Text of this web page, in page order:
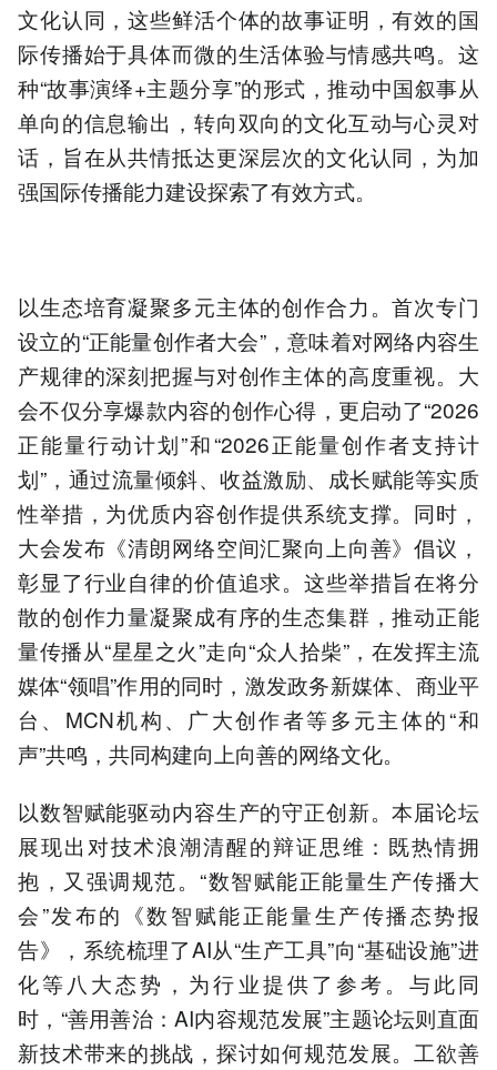
文化认同，这些鲜活个体的故事证明，有效的国
际传播始于具体而微的生活体验与情感共鸣。这
种“故事演绎+主题分享”的形式，推动中国叙事从
单向的信息输出，转向双向的文化互动与心灵对
话，旨在从共情抵达更深层次的文化认同，为加
强国际传播能力建设探索了有效方式。
以生态培育凝聚多元主体的创作合力。首次专门
设立的“正能量创作者大会”，意味着对网络内容生
产规律的深刻把握与对创作主体的高度重视。大
会不仅分享爆款内容的创作心得，更启动了“2026
正能量行动计划”和“2026正能量创作者支持计
划”，通过流量倾斜、收益激励、成长赋能等实质
性举措，为优质内容创作提供系统支撑。同时，
大会发布《清朗网络空间汇聚向上向善》倡议，
彰显了行业自律的价值追求。这些举措旨在将分
散的创作力量凝聚成有序的生态集群，推动正能
量传播从“星星之火”走向“众人拾柴”，在发挥主流
媒体“领唱”作用的同时，激发政务新媒体、商业平
台、MCN机构、广大创作者等多元主体的“和
声”共鸣，共同构建向上向善的网络文化。
以数智赋能驱动内容生产的守正创新。本届论坛
展现出对技术浪潮清醒的辩证思维：既热情拥
抱，又强调规范。“数智赋能正能量生产传播大
会”发布的《数智赋能正能量生产传播态势报
告》，系统梳理了AI从“生产工具”向“基础设施”进
化等八大态势，为行业提供了参考。与此同
时，“善用善治：AI内容规范发展”主题论坛则直面
新技术带来的挑战，探讨如何规范发展。工欲善